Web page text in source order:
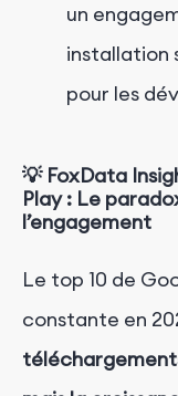
un
installation
pour les
💡 FoxData
Play : Le
l’engagement
Le top 10 de
constante en